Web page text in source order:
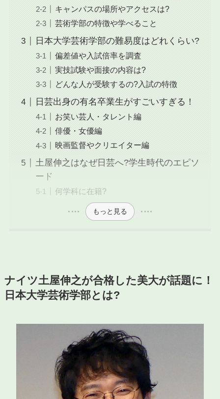
キャンパスの場所やアクセスは?
芸術学部の特徴や学べること
日本大学芸術学部の難易度はどれくらい?
偏差値や入試倍率を調査
実技試験や面接の内容は?
どんな人が受験するの?入試の特徴
日芸出身の有名卒業生がすごいすぎる！
お笑い芸人・タレント編
俳優・女優編
映画監督やクリエイター編
土屋伸之はなぜ日芸へ?学生時代のエピソ
ード
何学科に在籍?
もっと見る
ナイツ土屋伸之が合格した美大が話題に！
日本大学芸術学部とは?